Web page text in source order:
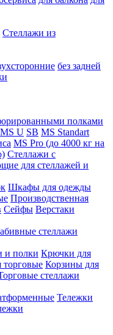
Стеллажи из
без задней
полками
MS U SB MS Standart
MS Pro (до 4000 кг на
Стеллажи с
для стеллажей и
Шкафы для одежды
Производственная
Сейфы Верстаки
стеллажи
и полки Крючки для
Корзины для
стеллажи
Тележки